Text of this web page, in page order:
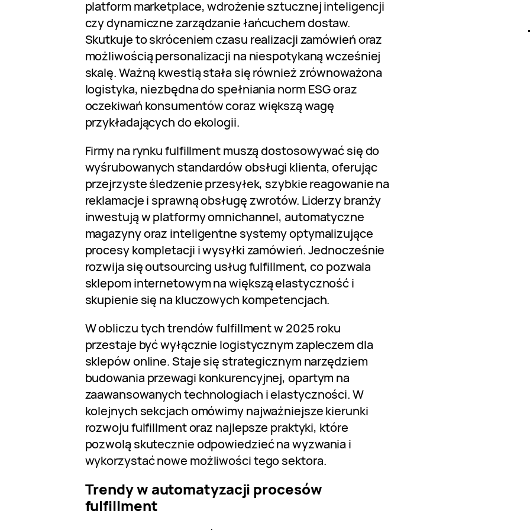
platform marketplace, wdrożenie sztucznej inteligencji
czy dynamiczne zarządzanie łańcuchem dostaw.
Skutkuje to skróceniem czasu realizacji zamówień oraz
możliwością personalizacji na niespotykaną wcześniej
skalę. Ważną kwestią stała się również zrównoważona
logistyka, niezbędna do spełniania norm ESG oraz
oczekiwań konsumentów coraz większą wagę
przykładających do ekologii.
Firmy na rynku fulfillment muszą dostosowywać się do
wyśrubowanych standardów obsługi klienta, oferując
przejrzyste śledzenie przesyłek, szybkie reagowanie na
reklamacje i sprawną obsługę zwrotów. Liderzy branży
inwestują w platformy omnichannel, automatyczne
magazyny oraz inteligentne systemy optymalizujące
procesy kompletacji i wysyłki zamówień. Jednocześnie
rozwija się outsourcing usług fulfillment, co pozwala
sklepom internetowym na większą elastyczność i
skupienie się na kluczowych kompetencjach.
W obliczu tych trendów fulfillment w 2025 roku
przestaje być wyłącznie logistycznym zapleczem dla
sklepów online. Staje się strategicznym narzędziem
budowania przewagi konkurencyjnej, opartym na
zaawansowanych technologiach i elastyczności. W
kolejnych sekcjach omówimy najważniejsze kierunki
rozwoju fulfillment oraz najlepsze praktyki, które
pozwolą skutecznie odpowiedzieć na wyzwania i
wykorzystać nowe możliwości tego sektora.
Trendy w automatyzacji procesów
fulfillment